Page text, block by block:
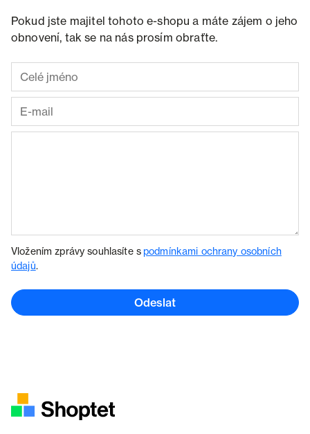
Pokud jste majitel tohoto e-shopu a máte zájem o jeho
obnovení, tak se na nás prosím obraťte.
Vložením zprávy souhlasíte spodmínkami ochrany osobních
údajů.
Odeslat